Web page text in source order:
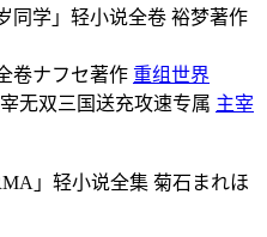
重组世界
主宰